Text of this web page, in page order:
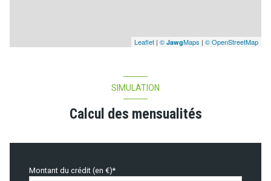
Leaflet | © JawgMaps | © OpenStreetMap
SIMULATION
Calcul des mensualités
Montant du crédit (en €)*